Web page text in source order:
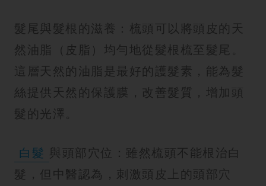
髮尾與髮根的滋養：梳頭可以將頭皮的天
然油脂（皮脂）均勻地從髮根梳至髮尾。
這層天然的油脂是最好的護髮素，能為髮
絲提供天然的保護膜，改善髮質，增加頭
髮的光澤。
白髮 與頭部穴位：雖然梳頭不能根治白
髮，但中醫認為，刺激頭皮上的頭部穴